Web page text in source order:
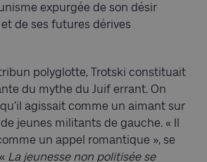
expurgée de son désir
de ses futures dérives
polyglotte, Trotski constituait
du mythe du Juif errant. On
agissait comme un aimant sur
jeunes militants de gauche. « Il
un appel romantique », se
La jeunesse non politisée se